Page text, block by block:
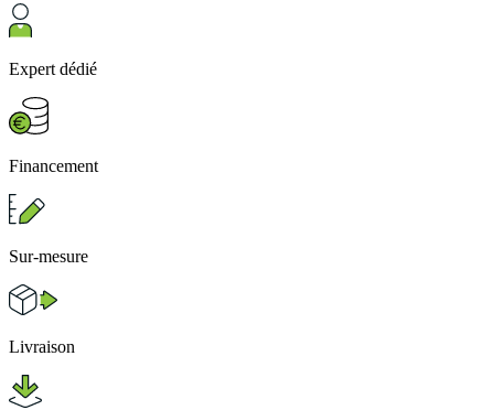
Expert dédié
Financement
Sur-mesure
Livraison